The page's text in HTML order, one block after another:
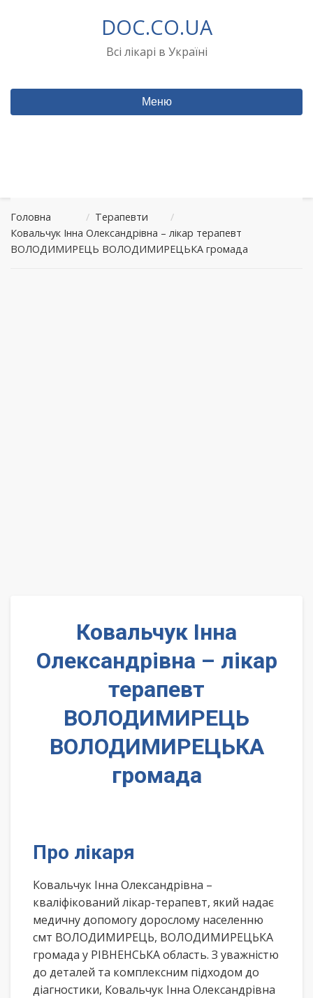
DOC.CO.UA
Всі лікарі в Україні
Меню
Головна / Терапевти
/
Ковальчук Інна Олександрівна – лікар терапевт
ВОЛОДИМИРЕЦЬ ВОЛОДИМИРЕЦЬКА громада
Ковальчук Інна
Олександрівна – лікар
терапевт
ВОЛОДИМИРЕЦЬ
ВОЛОДИМИРЕЦЬКА
громада
Про лікаря
Ковальчук Інна Олександрівна –
кваліфікований лікар-терапевт, який надає
медичну допомогу дорослому населенню
смт ВОЛОДИМИРЕЦЬ, ВОЛОДИМИРЕЦЬКА
громада у РІВНЕНСЬКА область. З уважністю
до деталей та комплексним підходом до
діагностики, Ковальчук Інна Олександрівна